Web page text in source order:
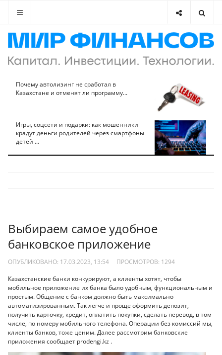
Почему автолизинг не сработал в
Казахстане и отменят ли программу...
Игры, соцсети и подарки: как мошенники
крадут деньги родителей через смартфоны
детей ...
Выбираем самое удобное
банковское приложение
ОПУБЛИКОВАНО: 17.03.2023, 13:54 ПРОСМОТРОВ: 1294
Казахстанские банки конкурируют, а клиенты хотят, чтобы
мобильное приложение их банка было удобным, функциональным и
простым. Общение с банком должно быть максимально
автоматизированным. Так легче и проще оформить депозит,
получить карточку, кредит, оплатить покупки, сделать перевод, в том
числе, по номеру мобильного телефона. Операции без комиссий мы,
клиенты банков, тоже ценим. Далее рассмотрим банковские
приложения сообщает prodengi.kz .